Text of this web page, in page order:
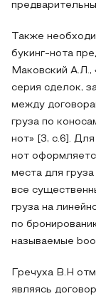
Также
букинг-нота
Маковский А.Л.,
серия сделок,
между
груза по
нот» [3, с.6].
нот
места для
все
груза на
по
называемые
Гречуха В.Н
являясь